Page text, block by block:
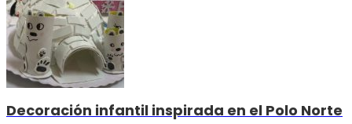
Decoración infantil inspirada en el Polo Norte